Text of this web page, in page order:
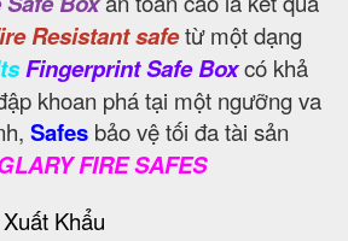
Resistant safetừ một dạng
Fingerprint Safe Boxcó khả
khoan phá tại một ngưỡng va
Safes bảo vệ tối đa tài sản
FIRE SAFES